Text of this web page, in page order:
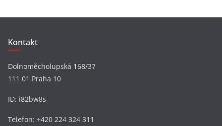
Kontakt
Dolnoměcholupská 168/37
111 01 Praha 10
ID: i82bw8s
Telefon: +420 224 324 311